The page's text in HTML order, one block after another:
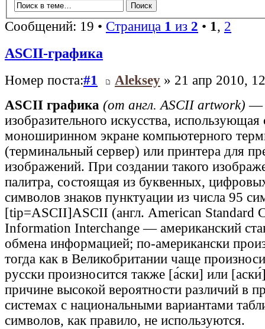
Сообщений: 19 • Страница 1 из 2 • 1, 2
ASCII-графика
Номер поста:#1 Aleksey » 21 апр 2010,
ASCII графика (от англ. ASCII artwork) —
изобразительного искусства,
моноширинном экране компьютерного
(терминальный сервер) или принтера для
изображений. При создании такого
палитра, состоящая из буквенных,
символов знаков пунктуации из числа 95
[tip=ASCII]ASCII (англ. American Standard
Information Interchange — американский
обмена информацией; по-американски
тогда как в Великобритании чаще
русски произносится также [а́ски] или
причине высокой вероятности различий в
системах с национальными вариантами
символов, как правило, не используются.